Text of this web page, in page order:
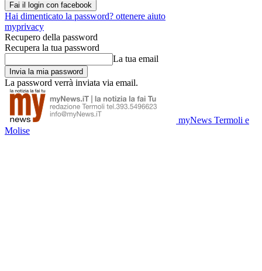
Fai il login con facebook
Hai dimenticato la password? ottenere aiuto
myprivacy
Recupero della password
Recupera la tua password
La tua email
La password verrà inviata via email.
myNews Termoli e
Molise